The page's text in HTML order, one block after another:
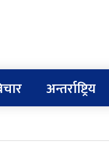
अन्तर्राष्ट्रिय